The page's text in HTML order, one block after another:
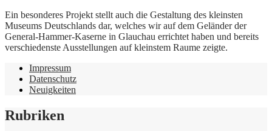
Ein besonderes Projekt stellt auch die Gestaltung des kleinsten
Museums Deutschlands dar, welches wir auf dem Geländer der
General-Hammer-Kaserne in Glauchau errichtet haben und bereits
verschiedenste Ausstellungen auf kleinstem Raume zeigte.
Impressum
Datenschutz
Neuigkeiten
Rubriken